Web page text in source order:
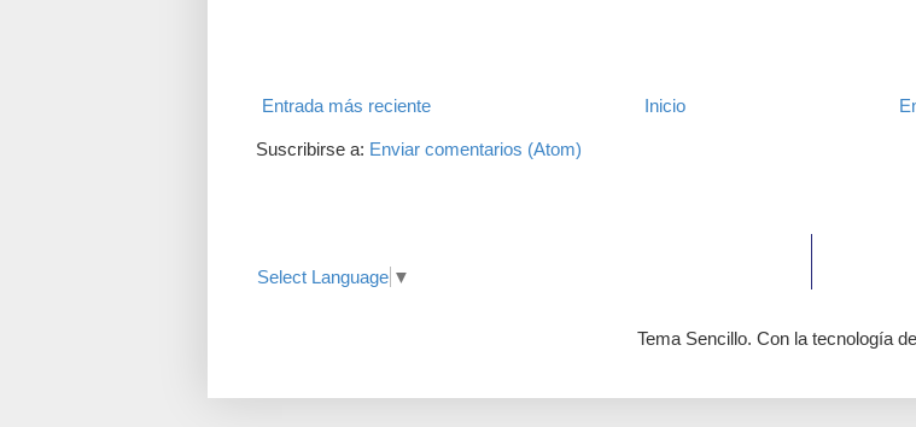
Entrada más reciente Inicio
Suscribirse a: Enviar comentarios (Atom)
Select Language ▼
Tema Sencillo. Con la tecnología de